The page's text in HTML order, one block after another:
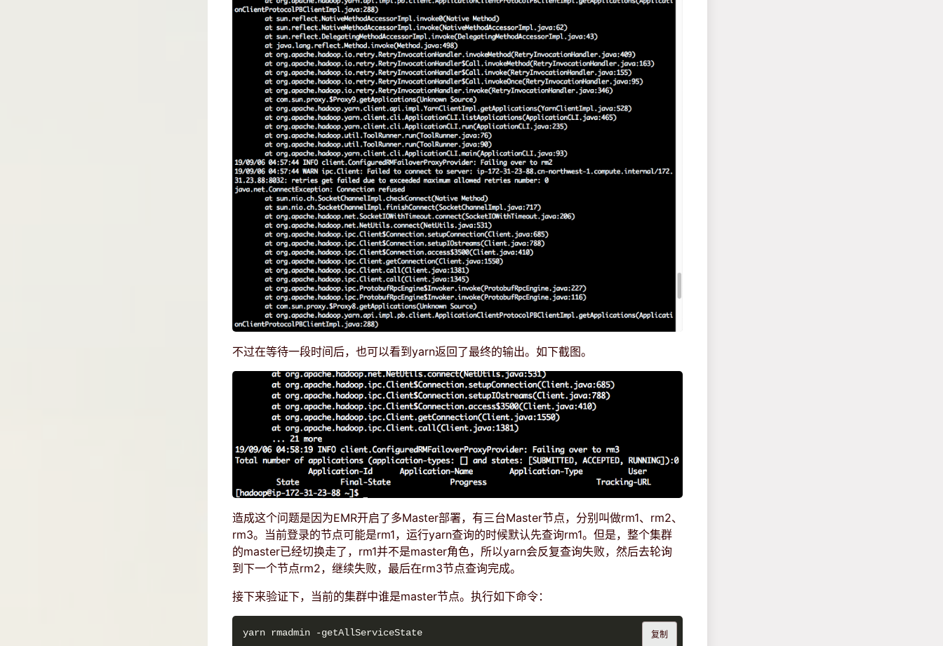
不过在等待一段时间后，也可以看到yarn返回了最终的输出。如下截图。
造成这个问题是因为EMR开启了多Master部署，有三台Master节点，分别叫做rm1、rm2、
rm3。当前登录的节点可能是rm1，运行yarn查询的时候默认先查询rm1。但是，整个集群
的master已经切换走了，rm1并不是master角色，所以yarn会反复查询失败，然后去轮询
到下一个节点rm2，继续失败，最后在rm3节点查询完成。
接下来验证下，当前的集群中谁是master节点。执行如下命令：
yarn rmadmin -getAllServiceState 复制